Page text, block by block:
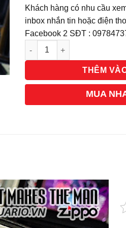
Khách hàng có nhu cầu
inbox nhắn tin hoặc điện
Facebook 2 SĐT :
Số lượng
THÊM
MUA